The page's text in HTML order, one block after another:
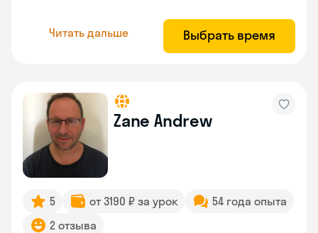
Читать дальше Выбрать время
Zane Andrew
5 от 3190 ₽ за урок
54 года опыта
2 отзыва